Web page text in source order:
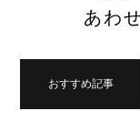
あわ
おすすめ記事